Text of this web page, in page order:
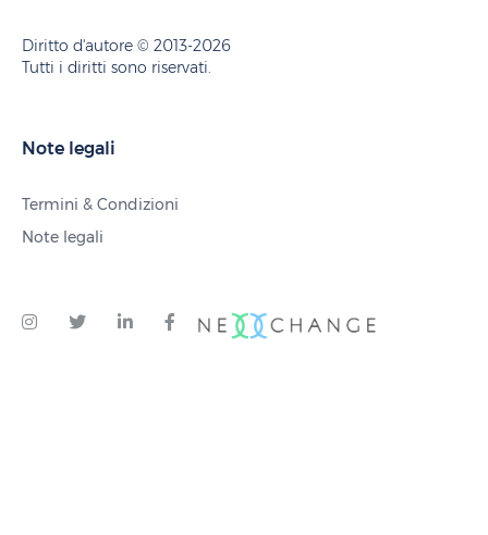
Diritto d'autore © 2013-2026
Tutti i diritti sono riservati.
Note legali
Termini & Condizioni
Note legali